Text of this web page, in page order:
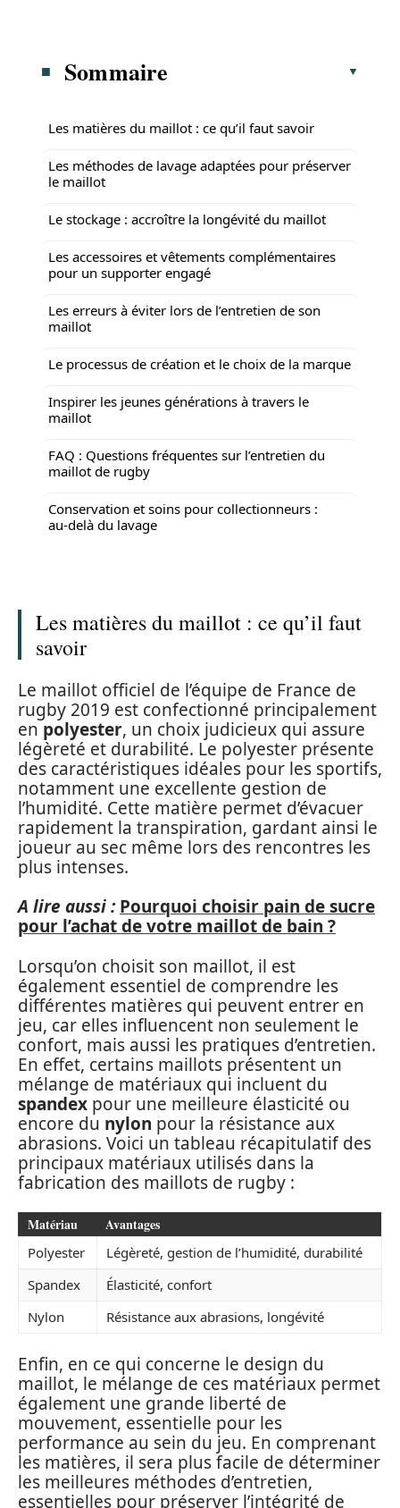
Sommaire
Les matières du maillot : ce qu’il faut savoir
Les méthodes de lavage adaptées pour préserver
le maillot
Le stockage : accroître la longévité du maillot
Les accessoires et vêtements complémentaires
pour un supporter engagé
Les erreurs à éviter lors de l’entretien de son
maillot
Le processus de création et le choix de la marque
Inspirer les jeunes générations à travers le
maillot
FAQ : Questions fréquentes sur l’entretien du
maillot de rugby
Conservation et soins pour collectionneurs :
au‑delà du lavage
Les matières du maillot : ce qu’il faut
savoir
Le maillot officiel de l’équipe de France de
rugby 2019 est confectionné principalement
en polyester, un choix judicieux qui assure
légèreté et durabilité. Le polyester présente
des caractéristiques idéales pour les sportifs,
notamment une excellente gestion de
l’humidité. Cette matière permet d’évacuer
rapidement la transpiration, gardant ainsi le
joueur au sec même lors des rencontres les
plus intenses.
A lire aussi : Pourquoi choisir pain de sucre
pour l’achat de votre maillot de bain ?
Lorsqu’on choisit son maillot, il est
également essentiel de comprendre les
différentes matières qui peuvent entrer en
jeu, car elles influencent non seulement le
confort, mais aussi les pratiques d’entretien.
En effet, certains maillots présentent un
mélange de matériaux qui incluent du
spandex pour une meilleure élasticité ou
encore du nylon pour la résistance aux
abrasions. Voici un tableau récapitulatif des
principaux matériaux utilisés dans la
fabrication des maillots de rugby :
Matériau Avantages
Polyester
Légèreté, gestion de l’humidité, durabilité
Spandex
Élasticité, confort
Nylon
Résistance aux abrasions, longévité
Enfin, en ce qui concerne le design du
maillot, le mélange de ces matériaux permet
également une grande liberté de
mouvement, essentielle pour les
performance au sein du jeu. En comprenant
les matières, il sera plus facile de déterminer
les meilleures méthodes d’entretien,
essentielles pour préserver l’intégrité de